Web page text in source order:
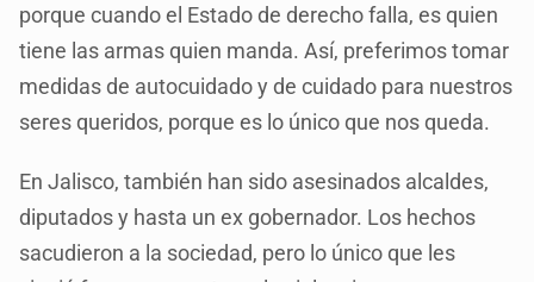
porque cuando el Estado de derecho falla, es quien
tiene las armas quien manda. Así, preferimos tomar
medidas de autocuidado y de cuidado para nuestros
seres queridos, porque es lo único que nos queda.
En Jalisco, también han sido asesinados alcaldes,
diputados y hasta un ex gobernador. Los hechos
sacudieron a la sociedad, pero lo único que les